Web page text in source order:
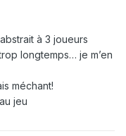
à 3 joueurs
longtemps… je m’en
méchant!
jeu